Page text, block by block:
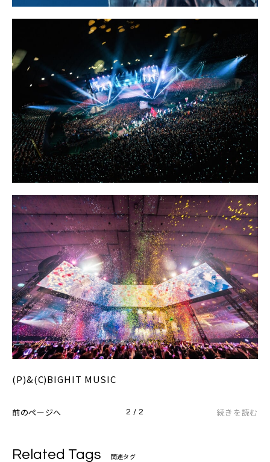
(P)&(C)BIGHIT MUSIC
前のページへ 2 / 2 続きを読む
Related Tags 関連タグ